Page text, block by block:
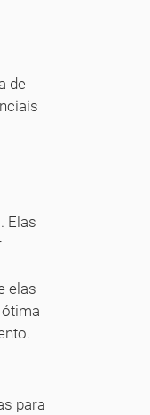
de
Elas
elas
para